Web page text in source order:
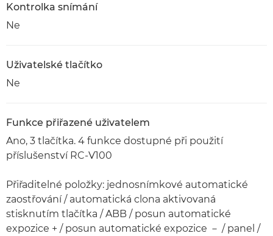
Kontrolka snímání
Ne
Uživatelské tlačítko
Ne
Funkce přiřazené uživatelem
Ano, 3 tlačítka. 4 funkce dostupné při použití
příslušenství RC-V100
Přiřaditelné položky: jednosnímkové automatické
zaostřování / automatická clona aktivovaná
stisknutím tlačítka / ABB / posun automatické
expozice + / posun automatické expozice － / panel /